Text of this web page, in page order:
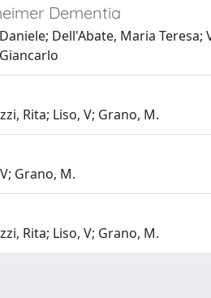
Dementia
Dell'Abate, Maria
Rita; Liso, V; Grano, M.
Grano, M.
Rita; Liso, V; Grano, M.